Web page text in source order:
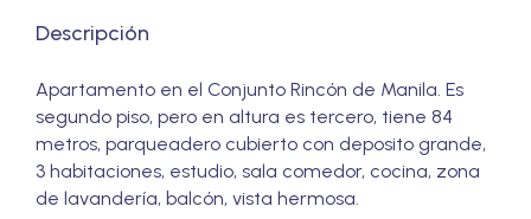
Descripción
Apartamento en el Conjunto Rincón de Manila. Es
segundo piso, pero en altura es tercero, tiene 84
metros, parqueadero cubierto con deposito grande,
3 habitaciones, estudio, sala comedor, cocina, zona
de lavandería, balcón, vista hermosa.